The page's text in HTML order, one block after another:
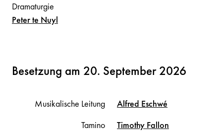
Dramaturgie
Peterte Nuyl
Besetzung am 20. September 2026
Musikalische Leitung Alfred Eschwé
Tamino
Timothy Fallon